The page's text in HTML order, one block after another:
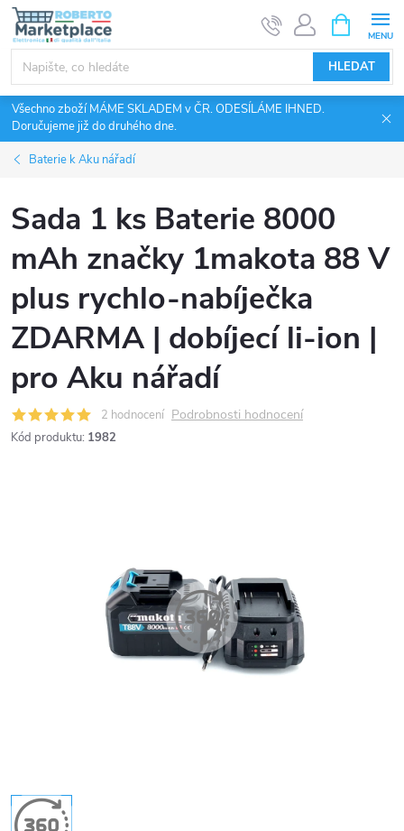
Přejít
obsah
HLEDAT
NÁKUPNÍ
KOŠÍK
Všechno zboží MÁME SKLADEM v ČR. ODESÍLÁME IHNED.
Doručujeme již do druhého dne.
Baterie k Aku nářadí
Sada 1 ks Baterie 8000
mAh značky 1makota 88 V
plus rychlo-nabíječka
ZDARMA | dobíjecí li-ion |
pro Aku nářadí
2 hodnocení Podrobnosti hodnocení
Kód produktu: 1982